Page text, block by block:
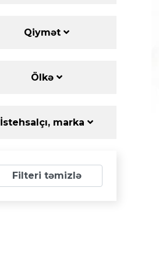
Qiymət
Ölkə
İstehsalçı, marka
Filteri təmizlə